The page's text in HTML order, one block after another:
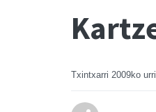
Txintxarri 2009ko